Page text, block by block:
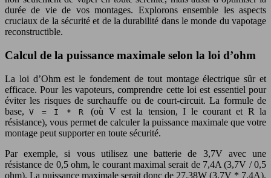
durée de vie de vos montages. Explorons ensemble les aspects
cruciaux de la sécurité et de la durabilité dans le monde du vapotage
reconstructible.
Calcul de la puissance maximale selon la loi d’ohm
La loi d’Ohm est le fondement de tout montage électrique sûr et
efficace. Pour les vapoteurs, comprendre cette loi est essentiel pour
éviter les risques de surchauffe ou de court-circuit. La formule de
base,V = I * R(où V est la tension, I le courant et R la
résistance), vous permet de calculer la puissance maximale que votre
montage peut supporter en toute sécurité.
Par exemple, si vous utilisez une batterie de 3,7V avec une
résistance de 0,5 ohm, le courant maximal serait de 7,4A (3,7V / 0,5
ohm). La puissance maximale serait donc de 27,38W (3,7V * 7,4A).